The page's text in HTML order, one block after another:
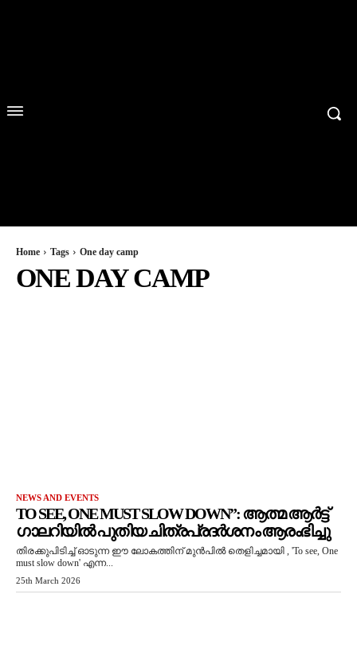
Home Tags One day camp
ONE DAY CAMP
NEWS AND EVENTS
TO SEE, ONE MUST SLOW DOWN”: ആത്മ ആർട്ട്
ഗാലറിയിൽ പുതിയ ചിത്രപ്രദർശനം ആരംഭിച്ചു
തിരക്കുപിടിച്ച് ഓടുന്ന ഈ ലോകത്തിന് മുൻപിൽ തെളിച്ചമായി , 'To see, One
must slow down' എന്ന...
25th March 2026